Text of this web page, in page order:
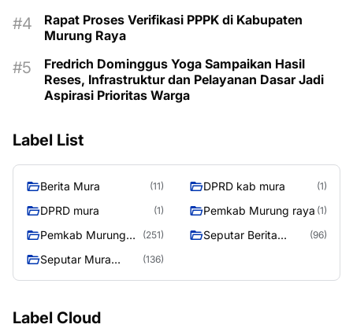
Rapat Proses Verifikasi PPPK di Kabupaten
Murung Raya
Fredrich Dominggus Yoga Sampaikan Hasil
Reses, Infrastruktur dan Pelayanan Dasar Jadi
Aspirasi Prioritas Warga
Label List
Berita Mura (11) DPRD kab mura (1)
DPRD mura (1) Pemkab Murung raya (1)
Pemkab Murung
(251)
Seputar Berita
(96)
Seputar Mura
(136)
Label Cloud